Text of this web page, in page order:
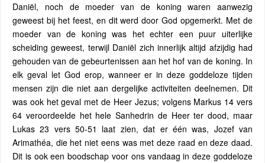
Daniël, noch de moeder van de koning waren aanwezig
geweest bij het feest, en dit werd door God opgemerkt. Met de
moeder van de koning was het echter een puur uiterlijke
scheiding geweest, terwijl Daniël zich innerlijk altijd afzijdig had
gehouden van de gebeurtenissen aan het hof van de koning. In
elk geval let God erop, wanneer er in deze goddeloze tijden
mensen zijn die niet aan dergelijke activiteiten deelnemen. Dit
was ook het geval met de Heer Jezus; volgens Markus 14 vers
64 veroordeelde het hele Sanhedrin de Heer ter dood, maar
Lukas 23 vers 50-51 laat zien, dat er één was, Jozef van
Arimathéa, die het niet eens was met deze raad en deze daad.
Dit is ook een boodschap voor ons vandaag in deze goddeloze